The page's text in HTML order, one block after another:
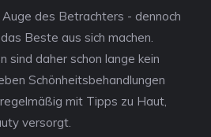
des Betrachters - dennoch
Beste aus sich machen.
sind daher schon lange kein
Schönheitsbehandlungen
mit Tipps zu Haut,
versorgt.